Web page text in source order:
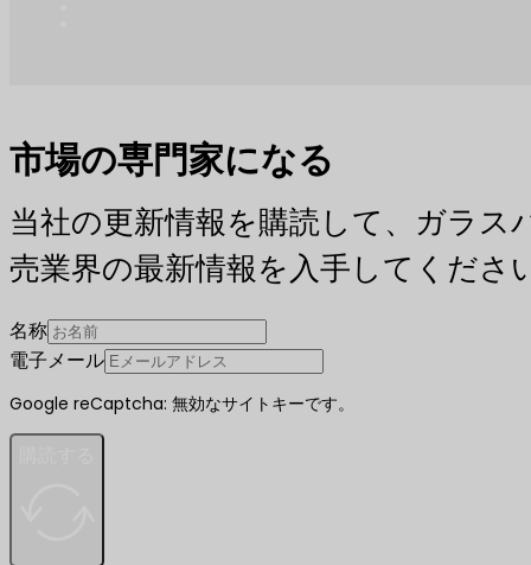
市場の専門家になる
当社の更新情報を購読して、ガラス
売業界の最新情報を入手してくださ
名称
電子メール
Google reCaptcha: 無効なサイトキーです。